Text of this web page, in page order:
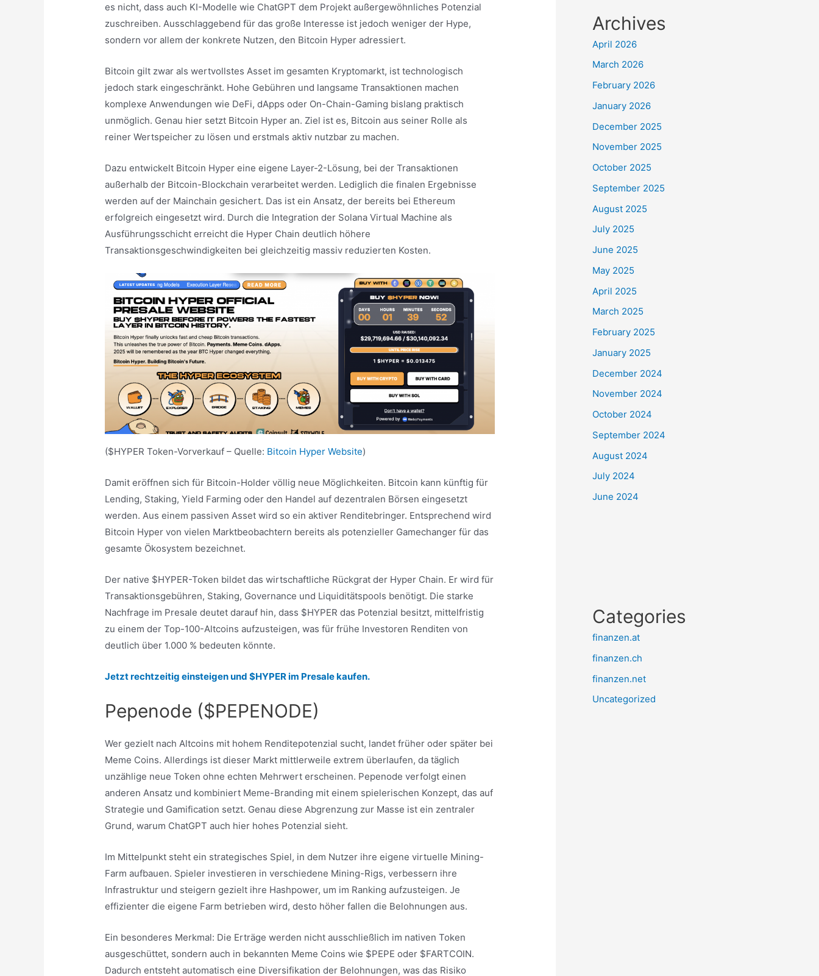
es nicht, dass auch KI-Modelle wie ChatGPT dem Projekt außergewöhnliches Potenzial
zuschreiben. Ausschlaggebend für das große Interesse ist jedoch weniger der Hype,
sondern vor allem der konkrete Nutzen, den Bitcoin Hyper adressiert.
Bitcoin gilt zwar als wertvollstes Asset im gesamten Kryptomarkt, ist technologisch
jedoch stark eingeschränkt. Hohe Gebühren und langsame Transaktionen machen
komplexe Anwendungen wie DeFi, dApps oder On-Chain-Gaming bislang praktisch
unmöglich. Genau hier setzt Bitcoin Hyper an. Ziel ist es, Bitcoin aus seiner Rolle als
reiner Wertspeicher zu lösen und erstmals aktiv nutzbar zu machen.
Dazu entwickelt Bitcoin Hyper eine eigene Layer-2-Lösung, bei der Transaktionen
außerhalb der Bitcoin-Blockchain verarbeitet werden. Lediglich die finalen Ergebnisse
werden auf der Mainchain gesichert. Das ist ein Ansatz, der bereits bei Ethereum
erfolgreich eingesetzt wird. Durch die Integration der Solana Virtual Machine als
Ausführungsschicht erreicht die Hyper Chain deutlich höhere
Transaktionsgeschwindigkeiten bei gleichzeitig massiv reduzierten Kosten.
($HYPER Token-Vorverkauf – Quelle: Bitcoin Hyper Website)
Damit eröffnen sich für Bitcoin-Holder völlig neue Möglichkeiten. Bitcoin kann künftig für
Lending, Staking, Yield Farming oder den Handel auf dezentralen Börsen eingesetzt
werden. Aus einem passiven Asset wird so ein aktiver Renditebringer. Entsprechend wird
Bitcoin Hyper von vielen Marktbeobachtern bereits als potenzieller Gamechanger für das
gesamte Ökosystem bezeichnet.
Der native $HYPER-Token bildet das wirtschaftliche Rückgrat der Hyper Chain. Er wird für
Transaktionsgebühren, Staking, Governance und Liquiditätspools benötigt. Die starke
Nachfrage im Presale deutet darauf hin, dass $HYPER das Potenzial besitzt, mittelfristig
zu einem der Top-100-Altcoins aufzusteigen, was für frühe Investoren Renditen von
deutlich über 1.000 % bedeuten könnte.
Jetzt rechtzeitig einsteigen und $HYPER im Presale kaufen.
Pepenode ($PEPENODE)
Wer gezielt nach Altcoins mit hohem Renditepotenzial sucht, landet früher oder später bei
Meme Coins. Allerdings ist dieser Markt mittlerweile extrem überlaufen, da täglich
unzählige neue Token ohne echten Mehrwert erscheinen. Pepenode verfolgt einen
anderen Ansatz und kombiniert Meme-Branding mit einem spielerischen Konzept, das auf
Strategie und Gamification setzt. Genau diese Abgrenzung zur Masse ist ein zentraler
Grund, warum ChatGPT auch hier hohes Potenzial sieht.
Im Mittelpunkt steht ein strategisches Spiel, in dem Nutzer ihre eigene virtuelle Mining-
Farm aufbauen. Spieler investieren in verschiedene Mining-Rigs, verbessern ihre
Infrastruktur und steigern gezielt ihre Hashpower, um im Ranking aufzusteigen. Je
effizienter die eigene Farm betrieben wird, desto höher fallen die Belohnungen aus.
Ein besonderes Merkmal: Die Erträge werden nicht ausschließlich im nativen Token
ausgeschüttet, sondern auch in bekannten Meme Coins wie $PEPE oder $FARTCOIN.
Dadurch entsteht automatisch eine Diversifikation der Belohnungen, was das Risiko
Archives
April 2026
March 2026
February 2026
January 2026
December 2025
November 2025
October 2025
September 2025
August 2025
July 2025
June 2025
May 2025
April 2025
March 2025
February 2025
January 2025
December 2024
November 2024
October 2024
September 2024
August 2024
July 2024
June 2024
Categories
finanzen.at
finanzen.ch
finanzen.net
Uncategorized